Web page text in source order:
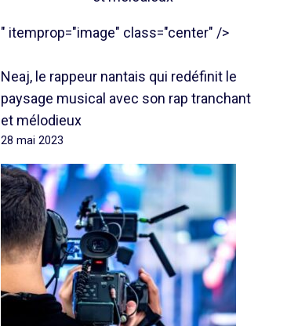
" itemprop="image" class="center" />
Neaj, le rappeur nantais qui redéfinit le
paysage musical avec son rap tranchant
et mélodieux
28 mai 2023